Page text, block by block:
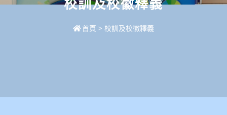
首頁 > 校訓及校徽釋義